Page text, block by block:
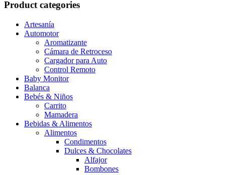
Product categories
Artesanía
Automotor
Aromatizante
Cámara de Retroceso
Cargador para Auto
Control Remoto
Baby Monitor
Balanca
Bebés & Niños
Carrito
Mamadera
Bebidas & Alimentos
Alimentos
Condimentos
Dulces & Chocolates
Alfajor
Bombones